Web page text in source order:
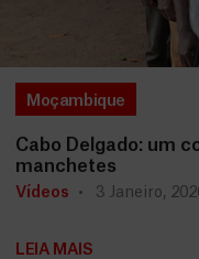
Moçambique
Cabo Delgado: um
manchetes
Vídeos 3 Janeiro,
LEIA MAIS